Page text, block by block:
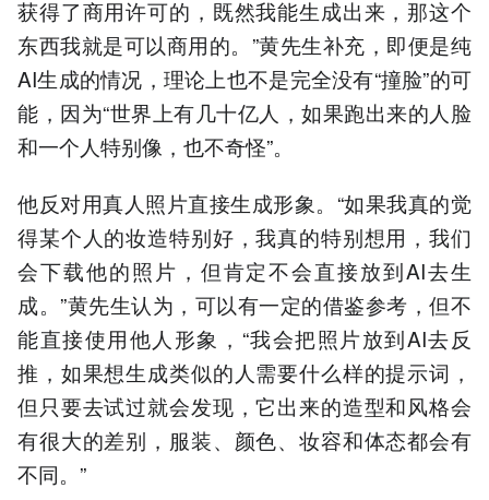
获得了商用许可的，既然我能生成出来，那这个
东西我就是可以商用的。”黄先生补充，即便是纯
AI生成的情况，理论上也不是完全没有“撞脸”的可
能，因为“世界上有几十亿人，如果跑出来的人脸
和一个人特别像，也不奇怪”。
他反对用真人照片直接生成形象。“如果我真的觉
得某个人的妆造特别好，我真的特别想用，我们
会下载他的照片，但肯定不会直接放到AI去生
成。”黄先生认为，可以有一定的借鉴参考，但不
能直接使用他人形象，“我会把照片放到AI去反
推，如果想生成类似的人需要什么样的提示词，
但只要去试过就会发现，它出来的造型和风格会
有很大的差别，服装、颜色、妆容和体态都会有
不同。”